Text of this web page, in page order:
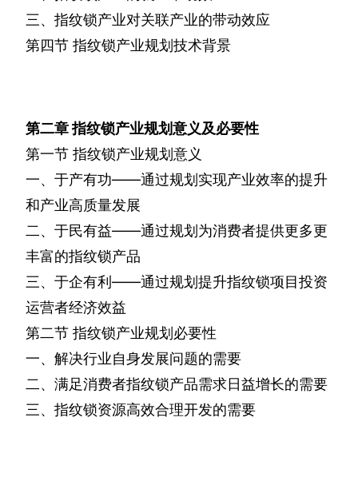
三、指纹锁产业对关联产业的带动效应
第四节 指纹锁产业规划技术背景
第二章指纹锁产业规划意义及必要性
第一节 指纹锁产业规划意义
一、于产有功——通过规划实现产业效率的提升
和产业高质量发展
二、于民有益——通过规划为消费者提供更多更
丰富的指纹锁产品
三、于企有利——通过规划提升指纹锁项目投资
运营者经济效益
第二节 指纹锁产业规划必要性
一、解决行业自身发展问题的需要
二、满足消费者指纹锁产品需求日益增长的需要
三、指纹锁资源高效合理开发的需要